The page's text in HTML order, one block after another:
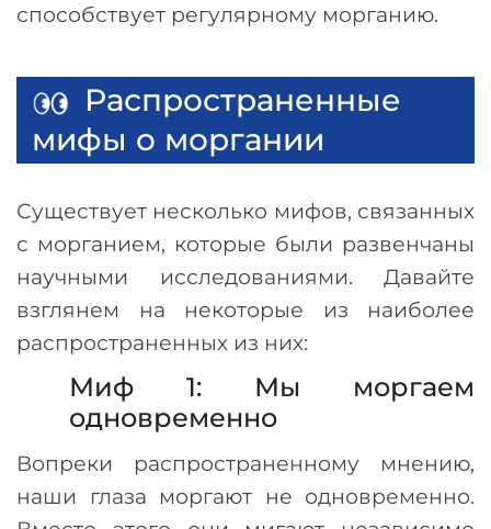
способствует регулярному морганию.
Распространенные
мифы о моргании
Существует несколько мифов, связанных
с морганием, которые были развенчаны
научными исследованиями. Давайте
взглянем на некоторые из наиболее
распространенных из них:
Миф 1: Мы моргаем
одновременно
Вопреки распространенному мнению,
наши глаза моргают не одновременно.